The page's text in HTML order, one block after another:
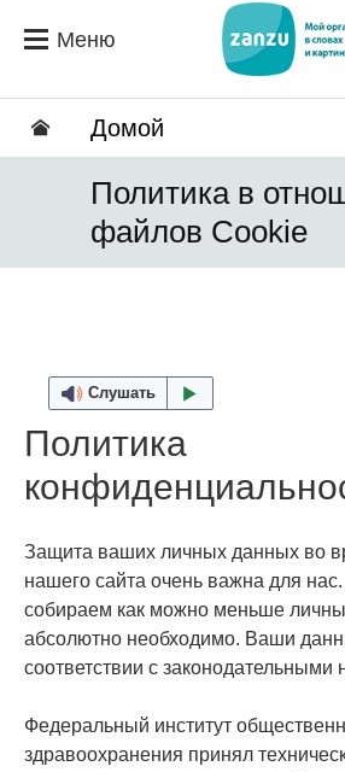
Меню
Домой
Политика в
файлов Cookie
Слушать
Политика
Защита ваших личных данных во
нашего сайта очень важна для
собираем как можно меньше
абсолютно необходимо. Ваши
соответствии с законодательными
Федеральный институт
здравоохранения принял